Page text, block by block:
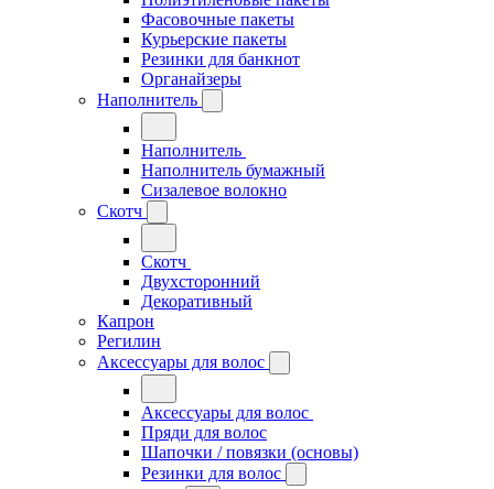
Фасовочные пакеты
Курьерские пакеты
Резинки для банкнот
Органайзеры
Наполнитель
Наполнитель
Наполнитель бумажный
Сизалевое волокно
Скотч
Скотч
Двухсторонний
Декоративный
Капрон
Регилин
Аксессуары для волос
Аксессуары для волос
Пряди для волос
Шапочки / повязки (основы)
Резинки для волос